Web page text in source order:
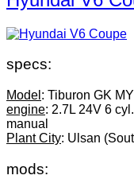
specs:
Model : Tiburon GK
engine: 2.7L 24V 6
manual
Plant City: Ulsan
mods: